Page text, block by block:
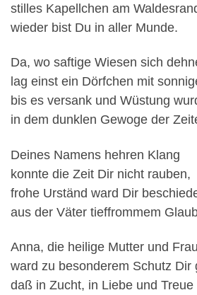
stilles Kapellchen am
wieder bist Du in aller Munde.
Da, wo saftige Wiesen sich
lag einst ein Dörfchen mit
bis es versank und Wüstung
in dem dunklen Gewoge der
Deines Namens hehren Klang
konnte die Zeit Dir nicht rauben,
frohe Urständ ward Dir
aus der Väter tieffrommem
Anna, die heilige Mutter und
ward zu besonderem Schutz Dir
daß in Zucht, in Liebe und Treue